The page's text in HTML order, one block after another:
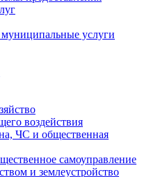
услуги
воздействия
ЧС и общественная
самоуправление
и землеустройство